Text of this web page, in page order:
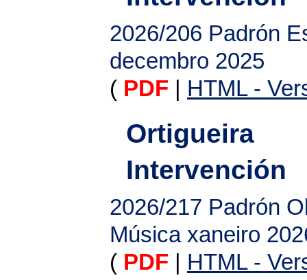
2026/206 Padrón
decembro 2025
( PDF HTML -
Ortigueira
Intervención
2026/217 Padrón
Música xaneiro
( PDF HTML -